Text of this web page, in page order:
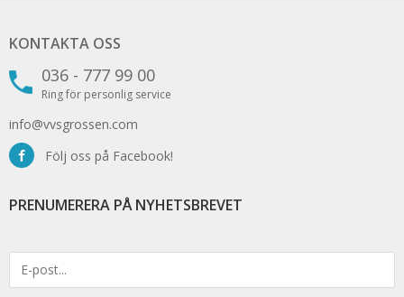
KONTAKTA OSS
036 - 777 99 00
Ring för personlig service
info@vvsgrossen.com
Följ oss på Facebook!
PRENUMERERA PÅ NYHETSBREVET